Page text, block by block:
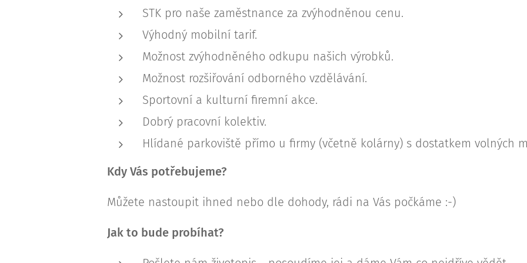
STK pro naše zaměstnance za zvýhodněnou cenu.
Výhodný mobilní tarif.
Možnost zvýhodněného odkupu našich výrobků.
Možnost rozšiřování odborného vzdělávání.
Sportovní a kulturní firemní akce.
Dobrý pracovní kolektiv.
Hlídané parkoviště přímo u firmy (včetně kolárny) s dostatkem volných
Kdy Vás potřebujeme?
Můžete nastoupit ihned nebo dle dohody, rádi na Vás počkáme :-)
Jak to bude probíhat?